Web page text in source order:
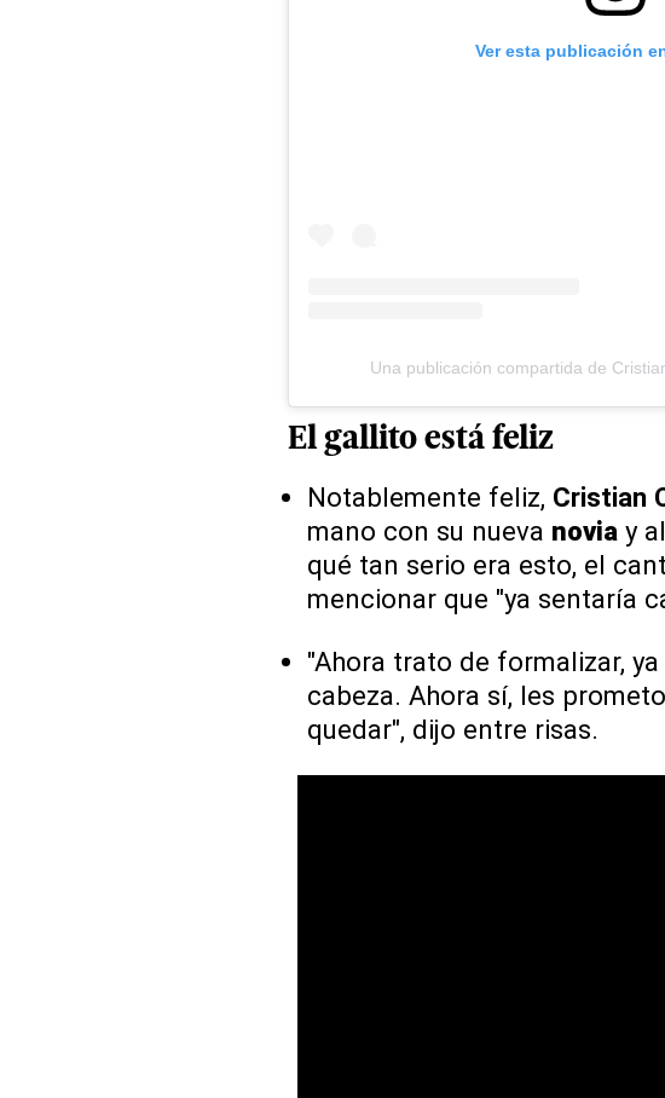
Ver esta publicación
Una publicación compartida de
El gallito está feliz
Notablemente feliz, Cristian
mano con su nueva novia y
qué tan serio era esto, el
mencionar que "ya sentaría
"Ahora trato de formalizar,
cabeza. Ahora sí, les
quedar", dijo entre risas.